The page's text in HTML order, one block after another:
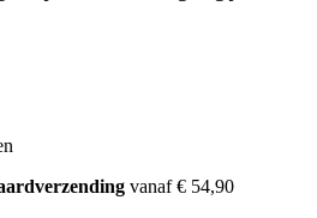
vanaf € 54,90